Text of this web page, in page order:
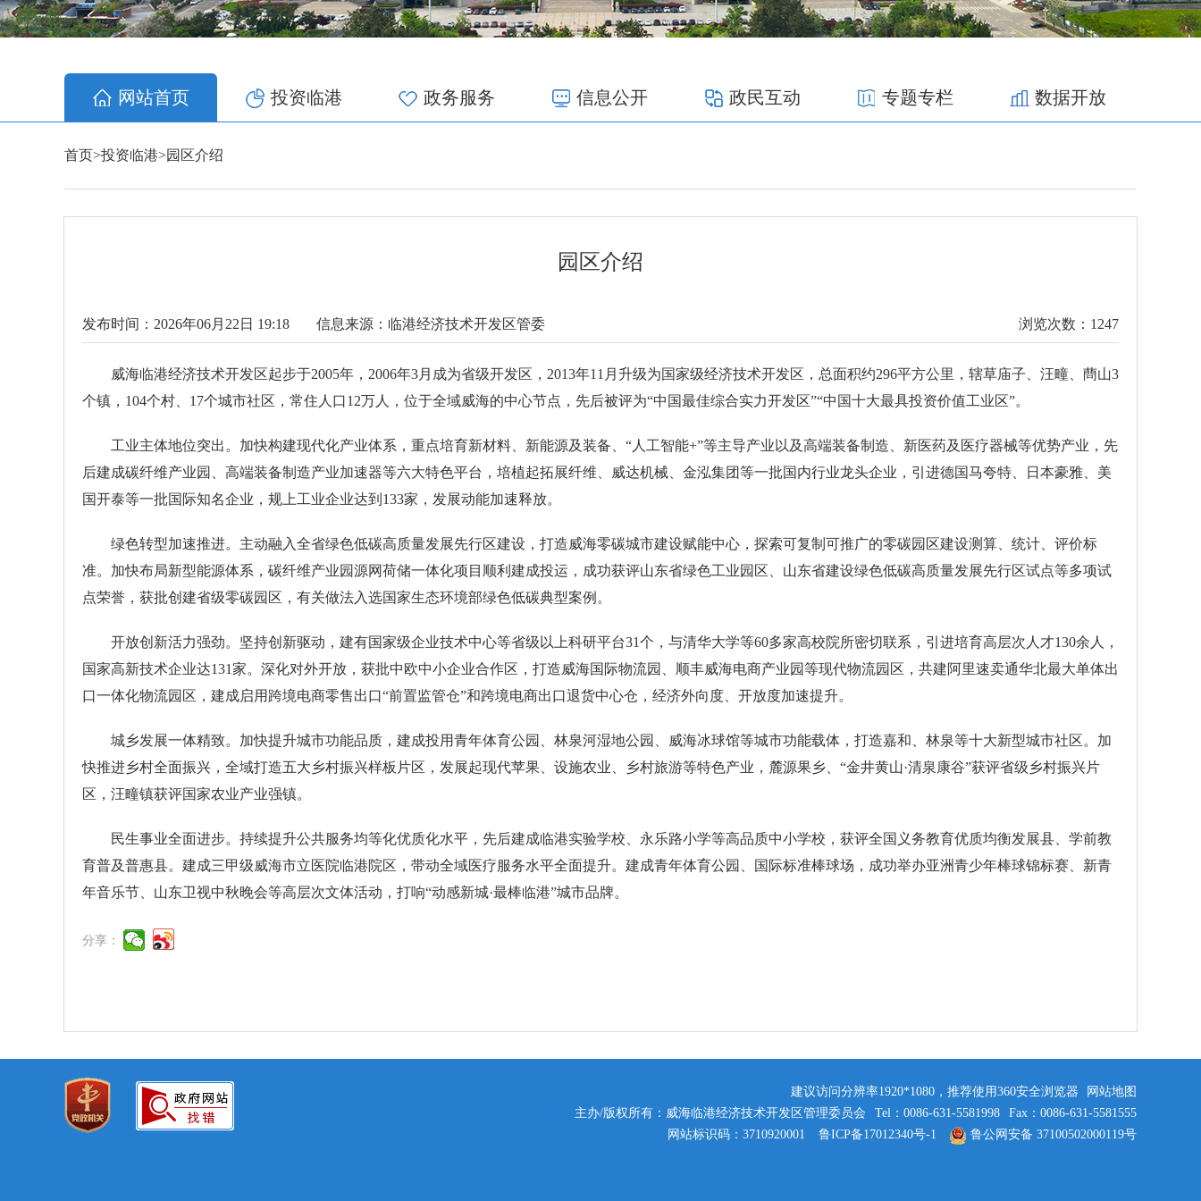
网站首页 投资临港 政务服务 信息公开 政民互动 专题专栏 数据开放
首页>投资临港>园区介绍
园区介绍
发布时间：2026年06月22日 19:18 信息来源： 临港经济技术开发区管委 浏览次数： 1247
威海临港经济技术开发区起步于2005年，2006年3月成为省级开发区，2013年11月升级为国家级经济技术开发区，总面积约296平方公里，辖草庙子、汪疃、蔄山3
个镇，104个村、17个城市社区，常住人口12万人，位于全域威海的中心节点，先后被评为“中国最佳综合实力开发区”“中国十大最具投资价值工业区”。
工业主体地位突出。加快构建现代化产业体系，重点培育新材料、新能源及装备、“人工智能+”等主导产业以及高端装备制造、新医药及医疗器械等优势产业，先
后建成碳纤维产业园、高端装备制造产业加速器等六大特色平台，培植起拓展纤维、威达机械、金泓集团等一批国内行业龙头企业，引进德国马夸特、日本豪雅、美
国开泰等一批国际知名企业，规上工业企业达到133家，发展动能加速释放。
绿色转型加速推进。主动融入全省绿色低碳高质量发展先行区建设，打造威海零碳城市建设赋能中心，探索可复制可推广的零碳园区建设测算、统计、评价标
准。加快布局新型能源体系，碳纤维产业园源网荷储一体化项目顺利建成投运，成功获评山东省绿色工业园区、山东省建设绿色低碳高质量发展先行区试点等多项试
点荣誉，获批创建省级零碳园区，有关做法入选国家生态环境部绿色低碳典型案例。
开放创新活力强劲。坚持创新驱动，建有国家级企业技术中心等省级以上科研平台31个，与清华大学等60多家高校院所密切联系，引进培育高层次人才130余人，
国家高新技术企业达131家。深化对外开放，获批中欧中小企业合作区，打造威海国际物流园、顺丰威海电商产业园等现代物流园区，共建阿里速卖通华北最大单体出
口一体化物流园区，建成启用跨境电商零售出口“前置监管仓”和跨境电商出口退货中心仓，经济外向度、开放度加速提升。
城乡发展一体精致。加快提升城市功能品质，建成投用青年体育公园、林泉河湿地公园、威海冰球馆等城市功能载体，打造嘉和、林泉等十大新型城市社区。加
快推进乡村全面振兴，全域打造五大乡村振兴样板片区，发展起现代苹果、设施农业、乡村旅游等特色产业，麓源果乡、“金井黄山·清泉康谷”获评省级乡村振兴片
区，汪疃镇获评国家农业产业强镇。
民生事业全面进步。持续提升公共服务均等化优质化水平，先后建成临港实验学校、永乐路小学等高品质中小学校，获评全国义务教育优质均衡发展县、学前教
育普及普惠县。建成三甲级威海市立医院临港院区，带动全域医疗服务水平全面提升。建成青年体育公园、国际标准棒球场，成功举办亚洲青少年棒球锦标赛、新青
年音乐节、山东卫视中秋晚会等高层次文体活动，打响“动感新城·最棒临港”城市品牌。
分享：
建议访问分辨率1920*1080，推荐使用360安全浏览器
网站地图
主办/版权所有：威海临港经济技术开发区管理委员会
Tel：0086-631-5581998
Fax：0086-631-5581555
网站标识码：3710920001
鲁ICP备17012340号-1 鲁公网安备 37100502000119号